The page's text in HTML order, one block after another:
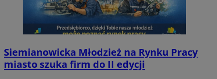
Siemianowicka Młodzież na Rynku Pracy
miasto szuka firm do II edycji